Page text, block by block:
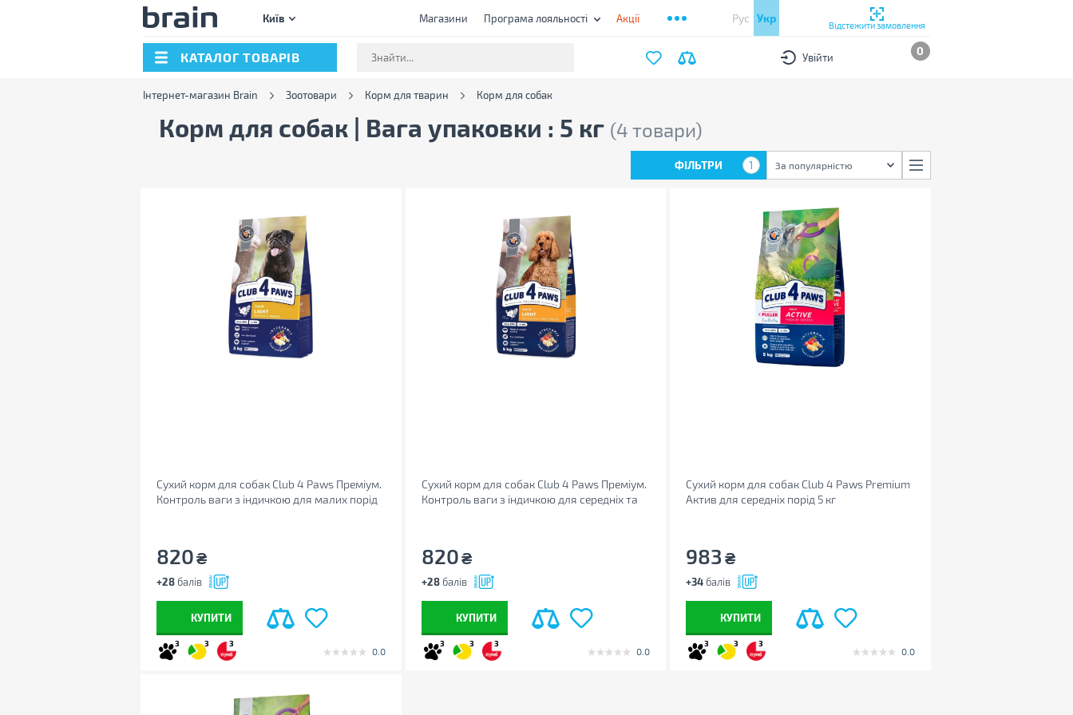
Київ Магазини Програма лояльності Акції Рус Укр
Відстежити замовлення
КАТАЛОГ ТОВАРІВ Увійти 0
Інтернет-магазин Brain Зоотовари Корм для тварин Корм для собак
Корм для собак | Вага упаковки : 5 кг (4 товари)
ФІЛЬТРИ 1 За популярністю
Сухий корм для собак Club 4 Paws Преміум.
Контроль ваги з індичкою для малих порід
820₴
+28 балів
КУПИТИ
3 3 3
0.0
Сухий корм для собак Club 4 Paws Преміум.
Контроль ваги з індичкою для середніх та
820₴
+28балів
КУПИТИ
3 3 3
0.0
Сухий корм для собак Club 4 Paws Premium
Актив для середніх порід 5 кг
983 ₴
+34 балів
КУПИТИ
3 3 3
0.0